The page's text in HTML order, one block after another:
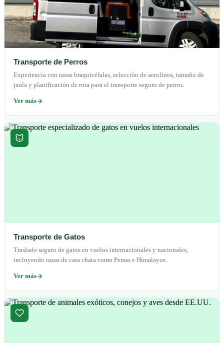
Transporte de Perros
Experiencia con razas braquicéfalas, selección de aerolínea, tamaño de
jaula y planificación de ruta para el transporte seguro de perros.
Ver más
Transporte de Gatos
Traslado seguro de gatos en vuelos internacionales y nacionales,
incluyendo razas de cara chata como Persas e Himalayos.
Ver más